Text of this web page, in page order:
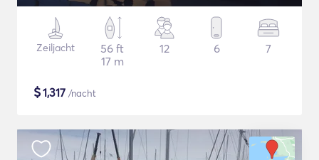
Zeiljacht
56 ft
17 m
12 6 7
$1,317 /nacht